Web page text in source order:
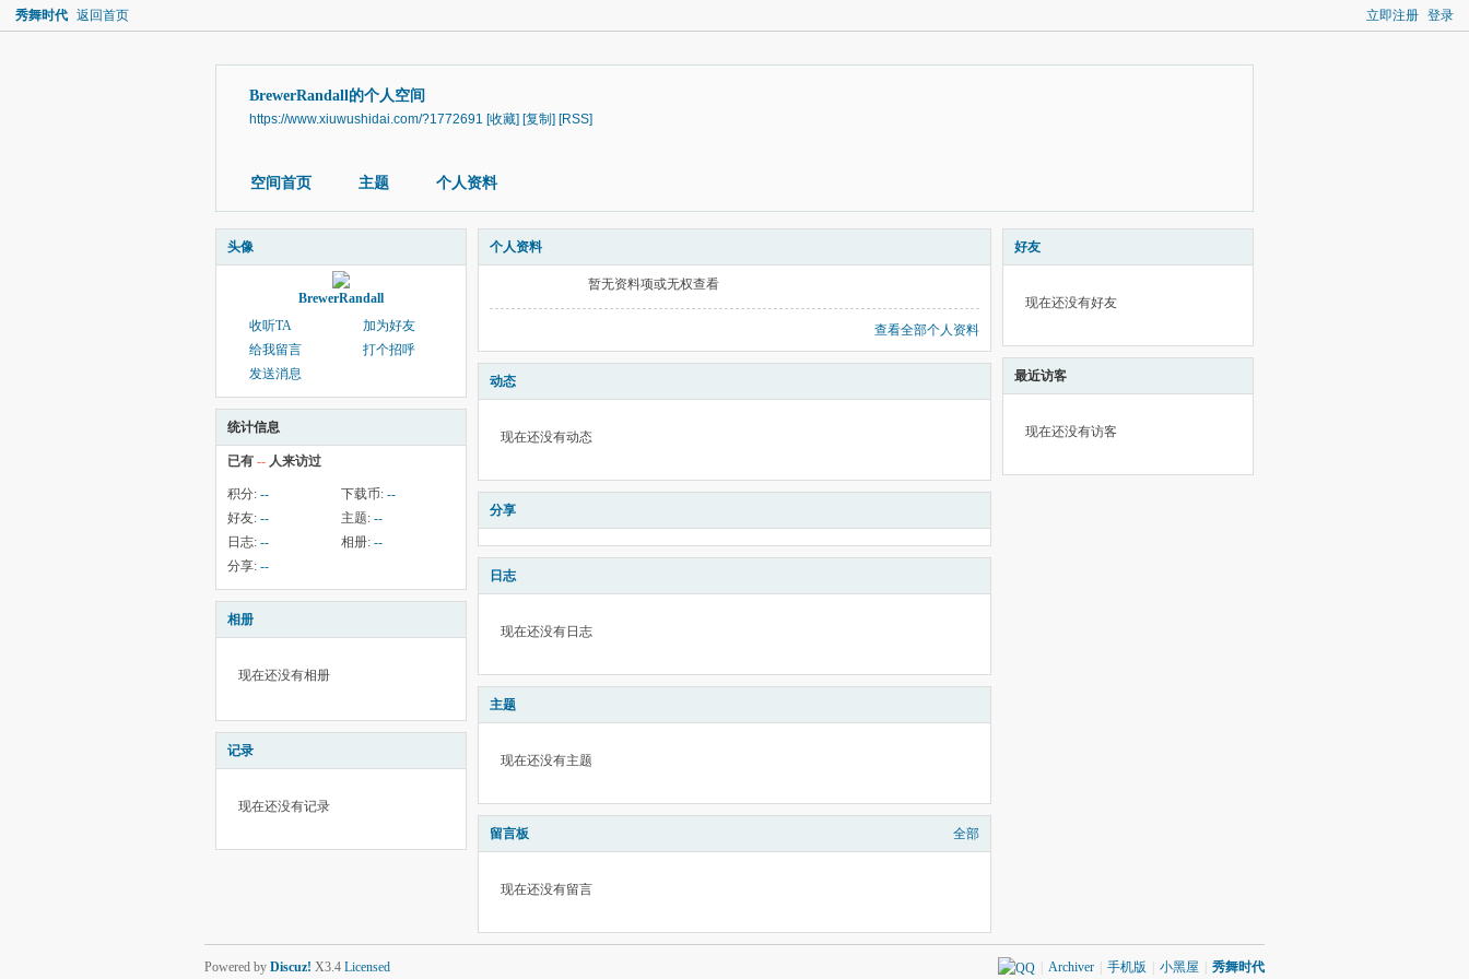
立即注册 登录
秀舞时代 返回首页
BrewerRandall的个人空间
https://www.xiuwushidai.com/?1772691 [收藏] [复制] [RSS]
空间首页 主题 个人资料
头像
BrewerRandall
收听TA
加为好友
给我留言
打个招呼
发送消息
统计信息
已有 -- 人来访过
积分: -- 下载币: --
好友: -- 主题: --
日志: -- 相册: --
分享: --
相册
现在还没有相册
记录
现在还没有记录
个人资料
暂无资料项或无权查看
查看全部个人资料
动态
现在还没有动态
分享
日志
现在还没有日志
主题
现在还没有主题
留言板 全部
现在还没有留言
好友
现在还没有好友
最近访客
现在还没有访客
Archiver 手机版 小黑屋 秀舞时代
Powered by Discuz! X3.4 Licensed